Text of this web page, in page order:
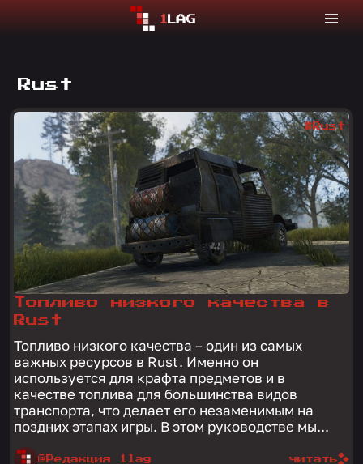
Rust
Топливо низкого качества в
Rust
Топливо низкого качества – один из самых
важных ресурсов в Rust. Именно он
используется для крафта предметов и в
качестве топлива для большинства видов
транспорта, что делает его незаменимым на
поздних этапах игры. В этом руководстве мы...
@Редакция 1lag
#Rust
читать